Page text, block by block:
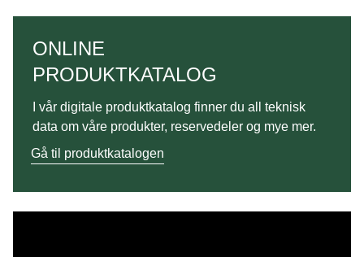
ONLINE
PRODUKTKATALOG
I vår digitale produktkatalog finner du all teknisk
data om våre produkter, reservedeler og mye mer.
Gå til produktkatalogen